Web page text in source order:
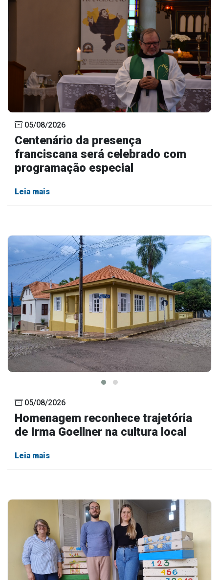
05/08/2026
Centenário da presença
franciscana será celebrado com
programação especial
Leia mais
05/08/2026
Homenagem reconhece trajetória
de Irma Goellner na cultura local
Leia mais